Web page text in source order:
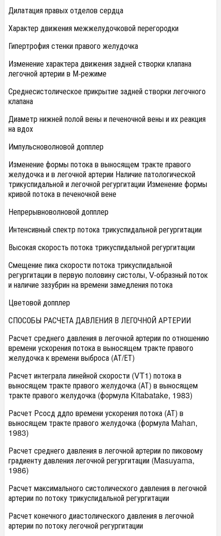
Дилатация правых отделов сердца
Характер движения межжелудочковой перегородки
Гипертрофия стенки правого желудочка
Изменение характера движения задней створки клапана
легочной артерии в М-режиме
Среднесистолическое прикрытие задней створки легочного
клапана
Диаметр нижней полой вены и печеночной вены и их реакция
на вдох
Импульсноволновой допплер
Изменение формы потока в выносящем тракте правого
желудочка и в легочной артерии Наличие патологической
трикуспидальной и легочной регургитации Изменение формы
кривой потока в печеночной вене
Непрерывноволновой допплер
Интенсивный спектр потока трикуспидальной регургитации
Высокая скорость потока трикуспидальной регургитации
Смещение пика скорости потока трикуспидальной
регургитации в первую половину систолы, V-образный поток
и наличие зазубрин на времени замедления потока
Цветовой допплер
СПОСОБЫ РАСЧЕТА ДАВЛЕНИЯ В ЛЕГОЧНОЙ АРТЕРИИ
Расчет среднего давления в легочной артерии по отношению
времени ускорения потока в выносящем тракте правого
желудочка к времени выброса (АТ/ЕТ)
Расчет интеграла линейной скорости (VT1) потока в
выносящем тракте правого желудочка (АТ) в выносящем
тракте правого желудочка (формула Kitabatake, 1983)
Расчет Рсосд ддпо времени ускорения потока (АТ) в
выносящем тракте правого желудочка (формула Mahan,
1983)
Расчет среднего давления в легочной артерии по пиковому
градиенту давления легочной регургитации (Masuyama,
1986)
Расчет максимального систолического давления в легочной
артерии по потоку трикуспидальной регургитации
Расчет конечного диастолического давления в легочной
артерии по потоку легочной регургитации